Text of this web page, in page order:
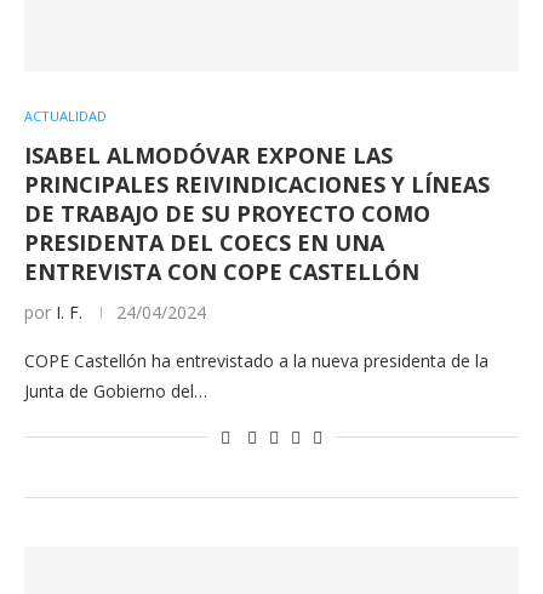
ACTUALIDAD
ISABEL ALMODÓVAR EXPONE LAS
PRINCIPALES REIVINDICACIONES Y LÍNEAS
DE TRABAJO DE SU PROYECTO COMO
PRESIDENTA DEL COECS EN UNA
ENTREVISTA CON COPE CASTELLÓN
por I. F. 24/04/2024
COPE Castellón ha entrevistado a la nueva presidenta de la
Junta de Gobierno del…